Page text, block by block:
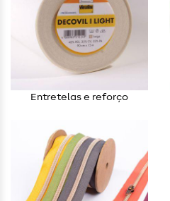
Entretelas e reforço